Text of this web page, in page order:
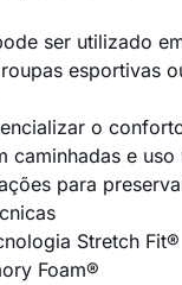
ser utilizado
esportivas
o
caminhadas e uso
para
Stretch Fit®
Foam®